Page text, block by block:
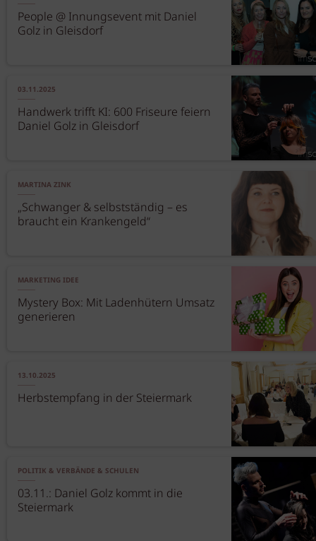
People @ Innungsevent mit Daniel
Golz in Gleisdorf
03.11.2025
Handwerk trifft KI: 600 Friseure feiern
Daniel Golz in Gleisdorf
MARTINA ZINK
„Schwanger & selbstständig – es
braucht ein Krankengeld“
MARKETING IDEE
Mystery Box: Mit Ladenhütern Umsatz
generieren
13.10.2025
Herbstempfang in der Steiermark
POLITIK & VERBÄNDE & SCHULEN
03.11.: Daniel Golz kommt in die
Steiermark